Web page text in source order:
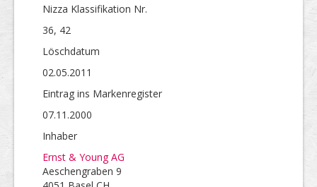
Nizza Klassifikation Nr.
36, 42
Löschdatum
02.05.2011
Eintrag ins Markenregister
07.11.2000
Inhaber
Ernst & Young AG
Aeschengraben 9